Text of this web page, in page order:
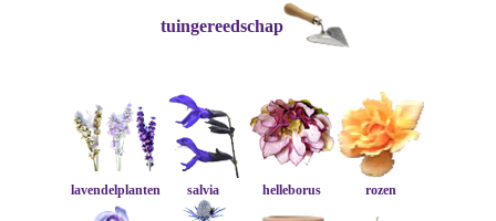
tuingereedschap
lavendelplanten salvia helleborus rozen